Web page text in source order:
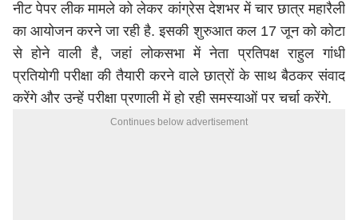
नीट पेपर लीक मामले को लेकर कांग्रेस देशभर में चार छात्र महारैली
का आयोजन करने जा रही है. इसकी शुरुआत कल 17 जून को कोटा
से होने वाली है, जहां लोकसभा में नेता प्रतिपक्ष राहुल गांधी
प्रतियोगी परीक्षा की तैयारी करने वाले छात्रों के साथ बैठकर संवाद
करेंगे और उन्हें परीक्षा प्रणाली में हो रही समस्याओं पर चर्चा करेंगे.
Continues below advertisement